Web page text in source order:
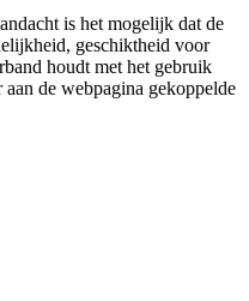
is het mogelijk dat de
geschiktheid voor
houdt met het gebruik
de webpagina gekoppelde